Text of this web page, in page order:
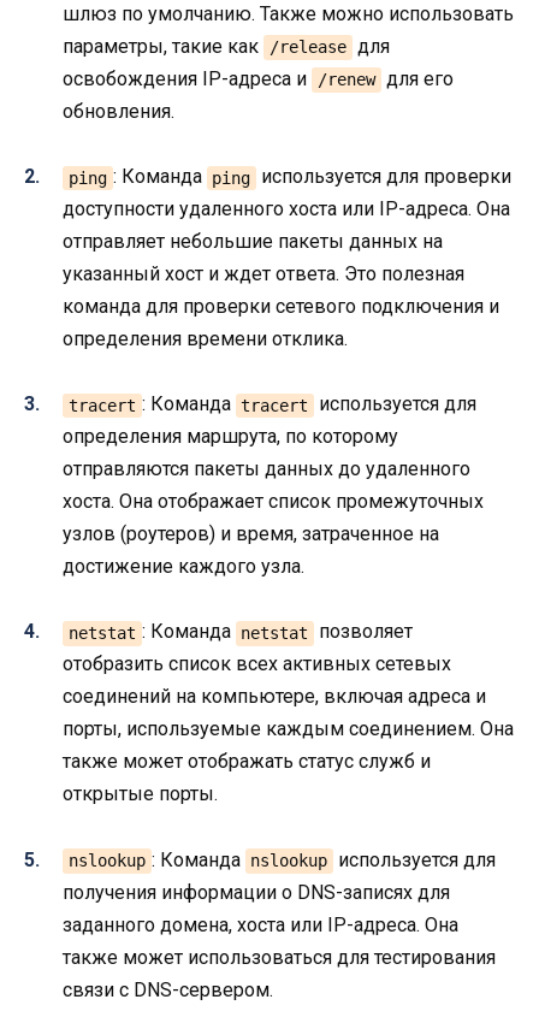
шлюз по умолчанию. Также можно использовать
параметры, такие как
/release для
освобождения IP-адреса и
/renew для его
обновления.
ping : Команда ping
используется для проверки
доступности удаленного хоста или IP-адреса. Она
отправляет небольшие пакеты данных на
указанный хост и ждет ответа. Это полезная
команда для проверки сетевого подключения и
определения времени отклика.
tracert : Команда tracert
используется для
определения маршрута, по которому
отправляются пакеты данных до удаленного
хоста. Она отображает список промежуточных
узлов (роутеров) и время, затраченное на
достижение каждого узла.
netstat : Команда netstat
позволяет
отобразить список всех активных сетевых
соединений на компьютере, включая адреса и
порты, используемые каждым соединением. Она
также может отображать статус служб и
открытые порты.
nslookup : Команда nslookup
используется для
получения информации о DNS-записях для
заданного домена, хоста или IP-адреса. Она
также может использоваться для тестирования
связи с DNS-сервером.